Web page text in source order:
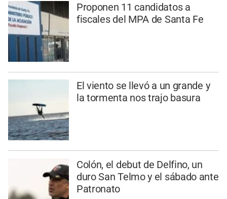
Proponen 11 candidatos a
fiscales del MPA de Santa Fe
El viento se llevó a un grande y
la tormenta nos trajo basura
Colón, el debut de Delfino, un
duro San Telmo y el sábado ante
Patronato